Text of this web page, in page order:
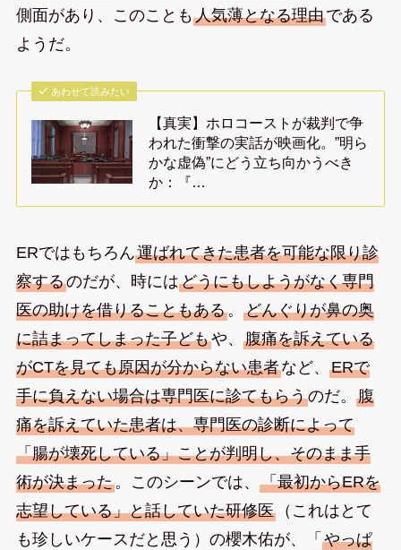
側面があり、このことも人気薄となる理由である
ようだ。
あわせて読みたい
【真実】ホロコーストが裁判で争
われた衝撃の実話が映画化。”明ら
かな虚偽”にどう立ち向かうべき
か：『…
ERではもちろん運ばれてきた患者を可能な限り診
察するのだが、時にはどうにもしようがなく専門
医の助けを借りることもある。 どんぐりが鼻の奥
に詰まってしまった子どもや、 腹痛を訴えている
がCTを見ても原因が分からない患者など、 ERで
手に負えない場合は専門医に診てもらうのだ。 腹
痛を訴えていた患者は、専門医の診断によって
「腸が壊死している」ことが判明し、そのまま手
術が決まった。このシーンでは、 「最初からERを
志望している」と話していた研修医（これはとて
も珍しいケースだと思う）の櫻木佑が、「 やっぱ